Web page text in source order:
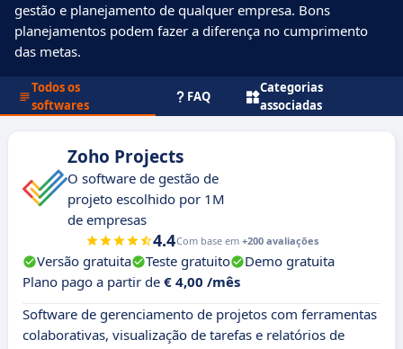
gestão e planejamento de qualquer empresa. Bons
planejamentos podem fazer a diferença no cumprimento
das metas.
Todos os
softwares
FAQ
Categorias
associadas
Zoho Projects
O software de gestão de
projeto escolhido por 1M
de empresas
4.4Com base em +200 avaliações
Versão gratuita Teste gratuito
Demo gratuita
Plano pago a partir de € 4,00 /mês
Software de gerenciamento de projetos com ferramentas
colaborativas, visualização de tarefas e relatórios de